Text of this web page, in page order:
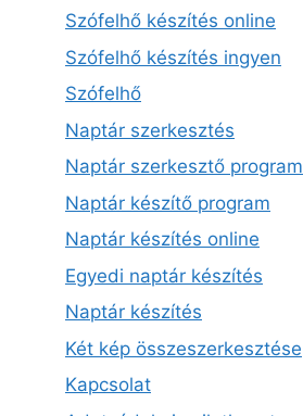
Szófelhő készítés online
Szófelhő készítés ingyen
Szófelhő
Naptár szerkesztés
Naptár szerkesztő program
Naptár készítő program
Naptár készítés online
Egyedi naptár készítés
Naptár készítés
Két kép összeszerkesztése
Kapcsolat